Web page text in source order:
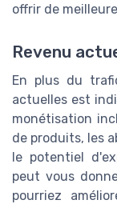
offrir de
Revenu
En plus du
actuelles est
monétisation
de produits, les
le potentiel
peut vous
pourriez